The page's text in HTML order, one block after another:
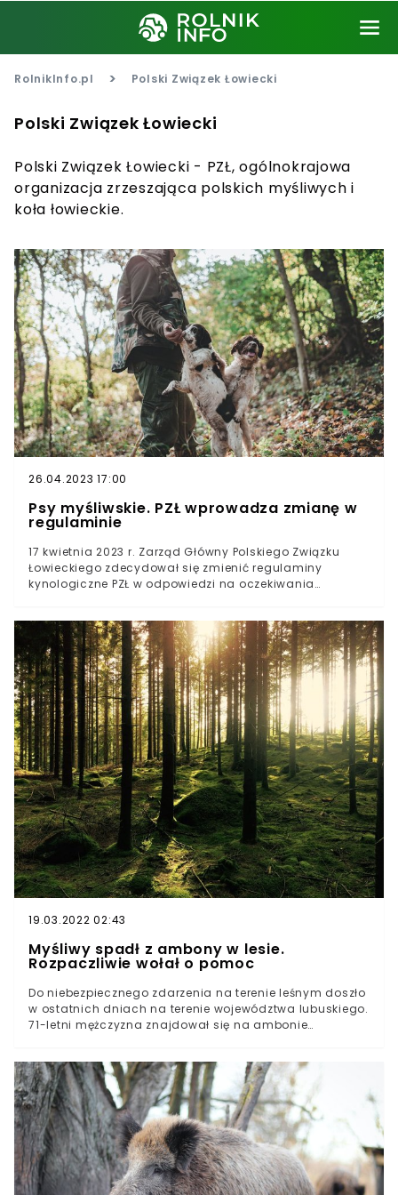
RolnikInfo.pl > Polski Związek Łowiecki
Polski Związek Łowiecki
Polski Związek Łowiecki - PZŁ, ogólnokrajowa
organizacja zrzeszająca polskich myśliwych i
koła łowieckie.
26.04.2023 17:00
Psy myśliwskie. PZŁ wprowadza zmianę w
regulaminie
17 kwietnia 2023 r. Zarząd Główny Polskiego Związku
Łowieckiego zdecydował się zmienić regulaminy
kynologiczne PZŁ w odpowiedzi na oczekiwania
zachipowany, by mógł potwierdzić swoją użytkowość.
19.03.2022 02:43
Myśliwy spadł z ambony w lesie.
Rozpaczliwie wołał o pomoc
Do niebezpiecznego zdarzenia na terenie leśnym doszło
w ostatnich dniach na terenie województwa lubuskiego.
71-letni mężczyzna znajdował się na ambonie
godzinie nawoływań o pomoc, poszkodowanego
usłyszały dwie przypadkowe kobiety, które
zaalarmowały o zdarzeniu odpowiednie służby. Myśliwy
spadł z ambonyInformację o niebezpiecznym
zdarzeniu, do którego doszło w jednym z kompleksów
leśnych na terenie województwa lubuskiego przekazała
Komenda Powiatowa Policji w Strzelcach Krajeńskich. W
piątek 3 września 2021 roku 71-letni myśliwy przebywał w